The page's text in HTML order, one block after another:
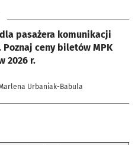
pasażera komunikacji
ceny biletów MPK
2026 r.
Marlena Urbaniak-Babula